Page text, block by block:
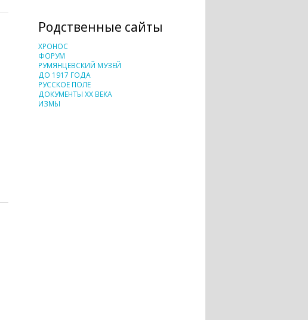
Родственные сайты
ХРОНОС
ФОРУМ
РУМЯНЦЕВСКИЙ МУЗЕЙ
ДО 1917 ГОДА
РУССКОЕ ПОЛЕ
ДОКУМЕНТЫ XX ВЕКА
ИЗМЫ